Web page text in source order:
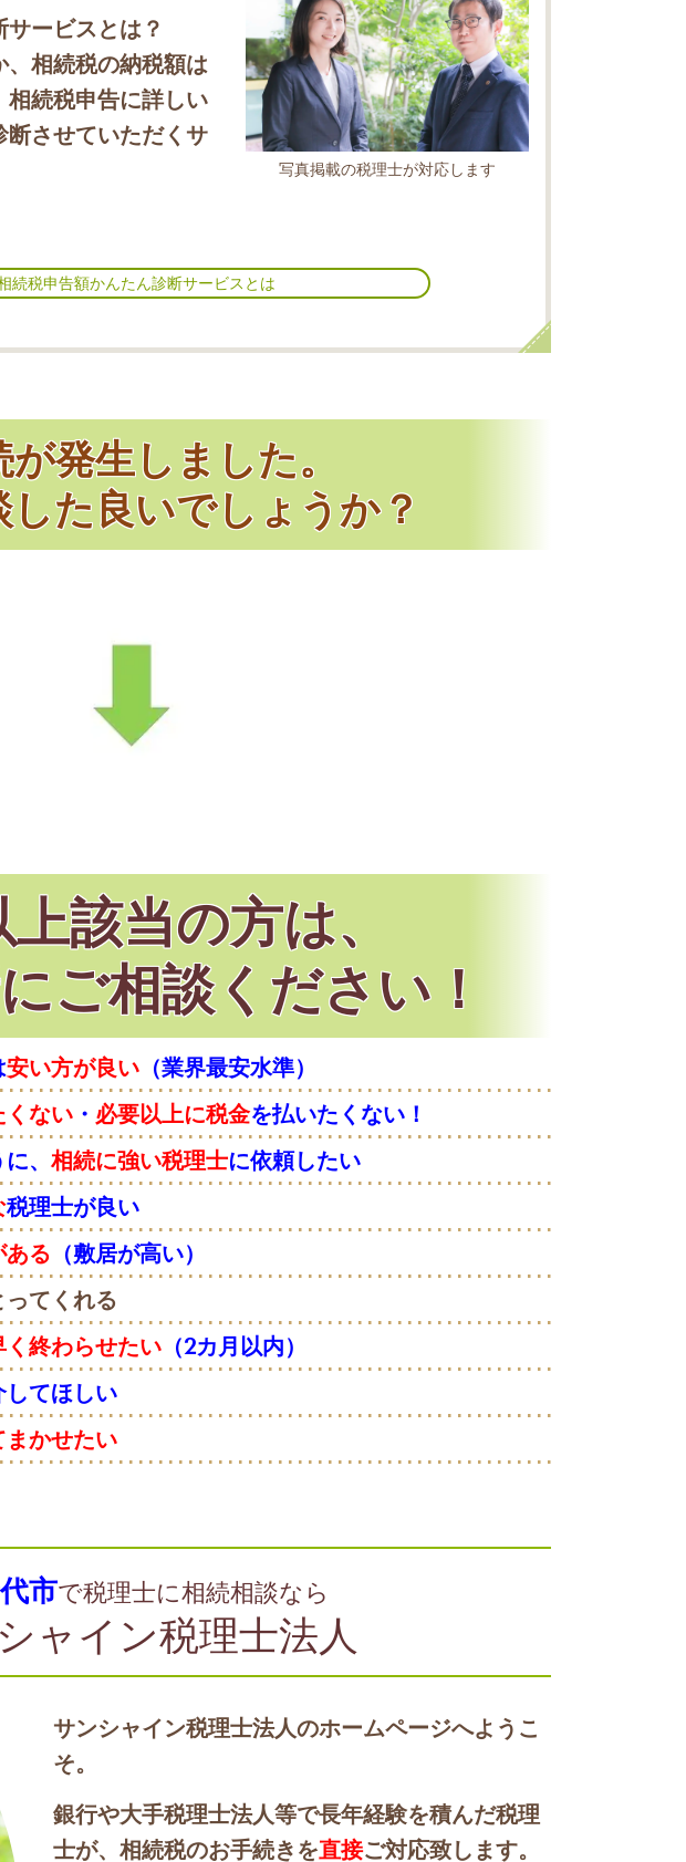
写真掲載の税理士が対応します
ービスとは？
相続税の納税額は
相続税申告に詳しい
断させていただくサ
続税申告額かんたん診断サービスとは
が発生しました。
した良いでしょうか？
該当の方は、
ご相談ください！
安い方が良い （業界最安水準）
くない ・ 必要以上に税金を払いたくない！
、 相続に強い税理士に依頼したい
税理士が良い
ある （敷居が高い）
ってくれる
終わらせたい （2カ月以内）
してほしい
まかせたい
市で税理士に相続相談なら
ャイン税理士法人
サンシャイン税理士法人のホームページへようこ
そ。
銀行や大手税理士法人等で長年経験を積んだ税理
士が、相続税のお手続きを直接ご対応致します。